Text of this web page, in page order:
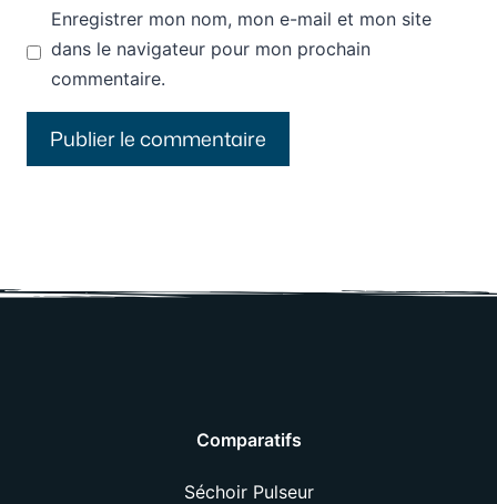
Enregistrer mon nom, mon e-mail et mon site
dans le navigateur pour mon prochain
commentaire.
Comparatifs
Séchoir Pulseur